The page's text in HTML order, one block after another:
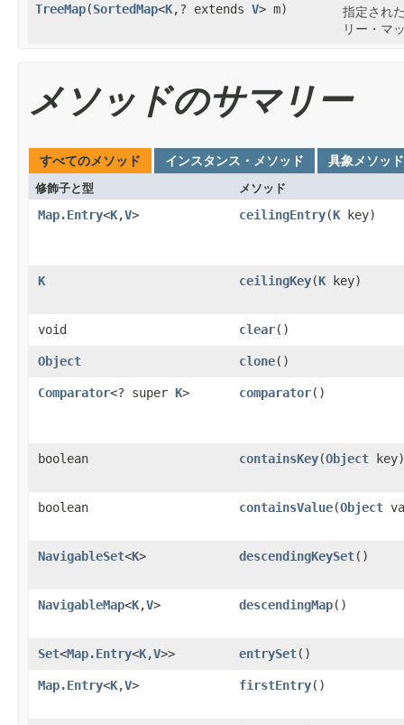
TreeMap(SortedMap<K,? extends V> m)
指定され
リー・マ
メソッドのサマリー
すべてのメソッド インスタンス・メソッド 具象メソッド
修飾子と型 メソッド
Map.Entry<K,V> ceilingEntry(K key)
K ceilingKey(K key)
void clear()
Object clone()
Comparator<? super K> comparator()
boolean containsKey(Object key)
boolean containsValue(Object
NavigableSet<K> descendingKeySet()
NavigableMap<K,V> descendingMap()
Set<Map.Entry<K,V>> entrySet()
Map.Entry<K,V> firstEntry()